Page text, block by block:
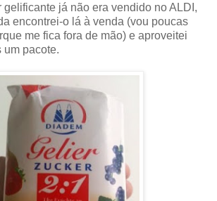
gelificante já não era vendido no ALDI,
encontrei-o lá à venda (vou poucas
me fica fora de mão) e aproveitei
um pacote.